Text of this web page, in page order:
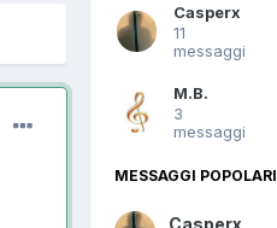
Casperx
11
messaggi
M.B.
3
messaggi
MESSAGGI POPOLARI
Casperx